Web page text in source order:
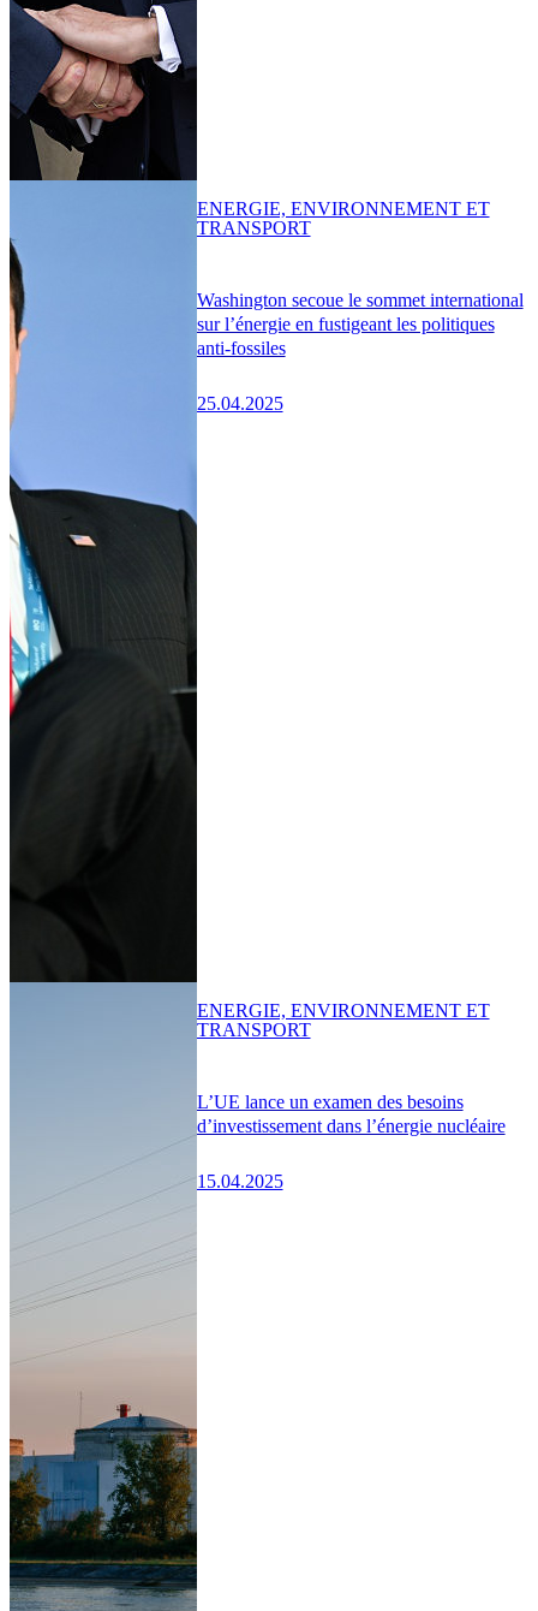
Washington secoue le sommet international
sur l’énergie en fustigeant les politiques
anti-fossiles
25.04.2025
ENERGIE, ENVIRONNEMENT ET
TRANSPORT
L’UE lance un examen des besoins
d’investissement dans l’énergie nucléaire
15.04.2025
ENERGIE, ENVIRONNEMENT ET
TRANSPORT